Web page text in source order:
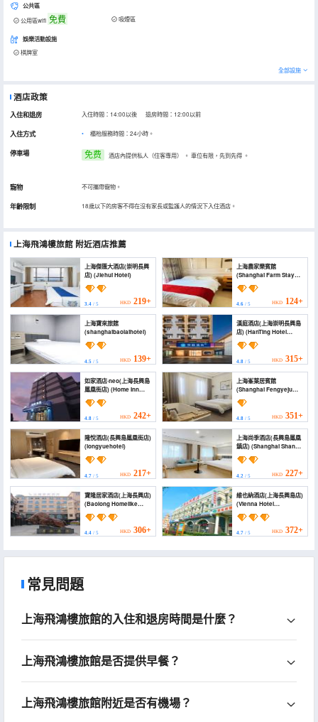
公共區
公用區wifi 免費 吸煙區
娛樂活動設施
棋牌室
全部設施
酒店政策
入住和退房 入住時間：14:00以後 退房時間：12:00以前
入住方式 櫃枱服務時間：24小時。
停車場 免费 酒店內提供私人（住客專用） 。 車位有限，先到先得 。
寵物 不可攜帶寵物。
年齡限制 18歲以下的房客不得在沒有家長或監護人的情況下入住酒店。
上海飛鴻樓旅館 附近酒店推薦
上海傑匯大酒店(崇明長興
店) (Jiehui Hotel)
3.4 / 5 HKD 219+
上海農家樂賓館
(Shanghai Farm Stay
Hotel)
4.6/ 5 HKD 124+
上海寶來旅館
(shanghaibaolaihotel)
4.5 / 5 HKD 139+
漢庭酒店(上海崇明長興島
店) (HanTing Hotel
(Shanghai Chongming
Changxing Island))
4.8/ 5 HKD 315+
如家酒店·neo(上海長興島
鳳凰街店) (Home Inn
(Shanghai Changxing
Island Fenghuang
Street))
4.8 / 5 HKD 242+
上海峯葉居賓館
(Shanghai Fengyeju
Hotel)
4.8/ 5 HKD 351+
隆悅酒店(長興島鳳凰街店)
(longyuehotel)
4.7 / 5 HKD 217+
上海尚季酒店(長興島鳳凰
鎮店) (Shanghai Shangji
Hotel (Changxing
Island Fenghuang
4.2/ 5 HKD 227+
寶隆居家酒店(上海長興店)
(Baolong Homelike
Hotel (Shanghai
Changxing))
4.4 / 5 HKD 306+
維也納酒店(上海長興島店)
(Vienna Hotel
(Shanghai Changxing
Island))
4.7/ 5 HKD 372+
常見問題
上海飛鴻樓旅館的入住和退房時間是什麼？
上海飛鴻樓旅館是否提供早餐？
上海飛鴻樓旅館附近是否有機場？